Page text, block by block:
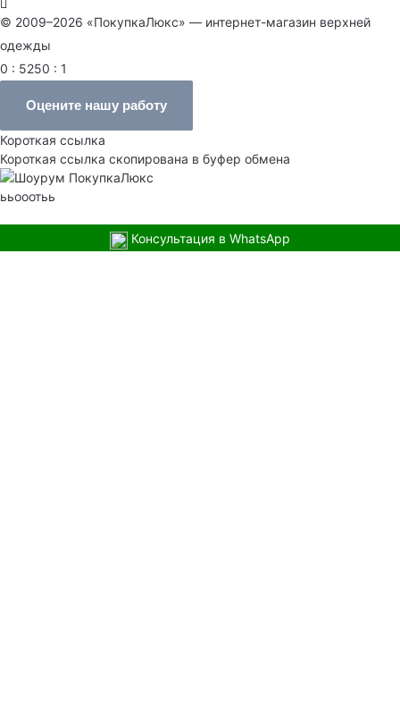
© 2009–2026 «ПокупкаЛюкс» — интернет-магазин верхней
одежды
0 : 5250 : 1
Оцените нашу работу
Короткая ссылка
Короткая ссылка скопирована в буфер обмена
ььооотьь
Консультация в WhatsApp